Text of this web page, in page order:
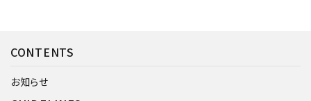
CONTENTS
お知らせ